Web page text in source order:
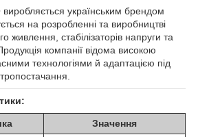
українським брендом
на розробленні та виробництві
живлення, стабілізаторів напруги та
компанії відома високою
технологіями й адаптацією під
Значення